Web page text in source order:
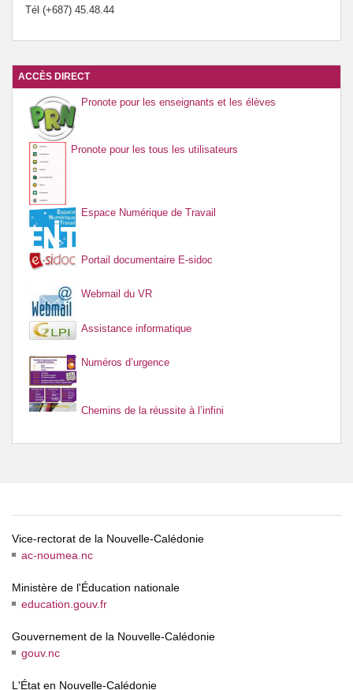
Tél (+687) 45.48.44
ACCÈS DIRECT
Pronote pour les enseignants et les élèves
Pronote pour les tous les utilisateurs
Espace Numérique de Travail
Portail documentaire E-sidoc
Webmail du VR
Assistance informatique
Numéros d’urgence
Chemins de la réussite à l’infini
Vice-rectorat de la Nouvelle-Calédonie
ac-noumea.nc
Ministère de l'Éducation nationale
education.gouv.fr
Gouvernement de la Nouvelle-Calédonie
gouv.nc
L'État en Nouvelle-Calédonie